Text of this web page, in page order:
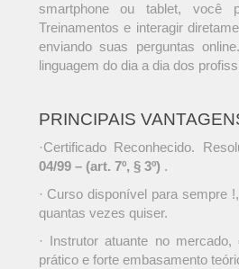
smartphone ou tablet, você
Treinamentos e interagir
enviando suas perguntas
linguagem do dia a dia dos
PRINCIPAIS
·Certificado Reconhecido.
04/99 – (art. 7º, § 3º) .
· Curso disponível para sempre
quantas vezes quiser.
· Instrutor atuante no
prático e forte embasamento